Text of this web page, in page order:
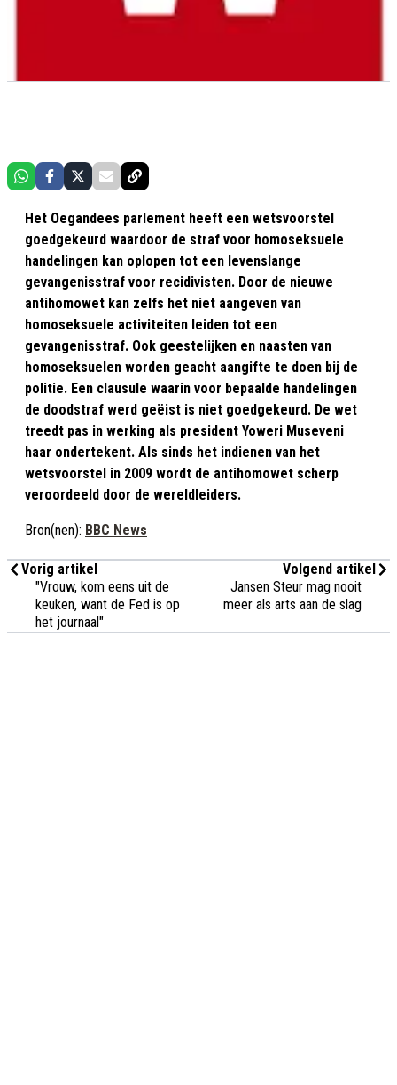
Het Oegandees parlement heeft een wetsvoorstel
goedgekeurd waardoor de straf voor homoseksuele
handelingen kan oplopen tot een levenslange
gevangenisstraf voor recidivisten. Door de nieuwe
antihomowet kan zelfs het niet aangeven van
homoseksuele activiteiten leiden tot een
gevangenisstraf. Ook geestelijken en naasten van
homoseksuelen worden geacht aangifte te doen bij de
politie. Een clausule waarin voor bepaalde handelingen
de doodstraf werd geëist is niet goedgekeurd. De wet
treedt pas in werking als president Yoweri Museveni
haar ondertekent. Als sinds het indienen van het
wetsvoorstel in 2009 wordt de antihomowet scherp
veroordeeld door de wereldleiders.
Bron(nen): BBC News
Vorig artikel
"Vrouw, kom eens uit de
keuken, want de Fed is op
het journaal"
Volgend artikel
Jansen Steur mag nooit
meer als arts aan de slag